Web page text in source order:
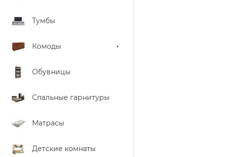
Тумбы
Комоды
Обувницы
Спальные гарнитуры
Матрасы
Детские комнаты